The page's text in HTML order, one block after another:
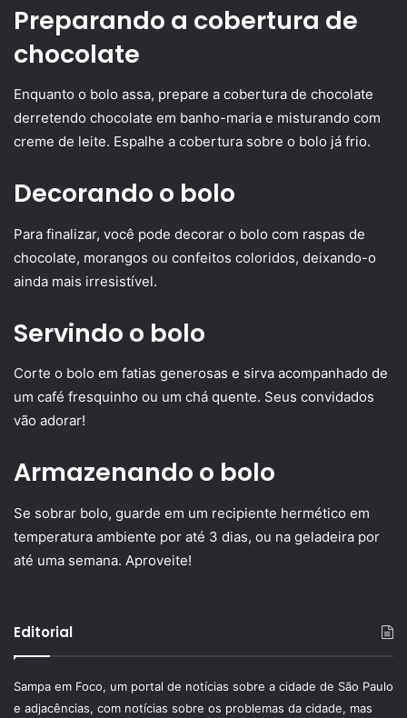
Preparando a cobertura de
chocolate
Enquanto o bolo assa, prepare a cobertura de chocolate
derretendo chocolate em banho-maria e misturando com
creme de leite. Espalhe a cobertura sobre o bolo já frio.
Decorando o bolo
Para finalizar, você pode decorar o bolo com raspas de
chocolate, morangos ou confeitos coloridos, deixando-o
ainda mais irresistível.
Servindo o bolo
Corte o bolo em fatias generosas e sirva acompanhado de
um café fresquinho ou um chá quente. Seus convidados
vão adorar!
Armazenando o bolo
Se sobrar bolo, guarde em um recipiente hermético em
temperatura ambiente por até 3 dias, ou na geladeira por
até uma semana. Aproveite!
Editorial
Sampa em Foco, um portal de notícias sobre a cidade de São Paulo
e adjacências, com notícias sobre os problemas da cidade, mas